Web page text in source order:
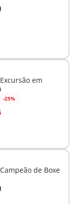
em
-25%
de Boxe